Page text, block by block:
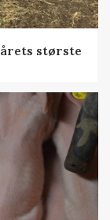
største